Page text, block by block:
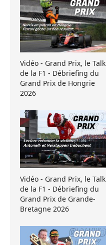
Vidéo - Grand Prix, le Talk
de la F1 - Débriefing du
Grand Prix de Hongrie
2026
Vidéo - Grand Prix, le Talk
de la F1 - Débriefing du
Grand Prix de Grande-
Bretagne 2026